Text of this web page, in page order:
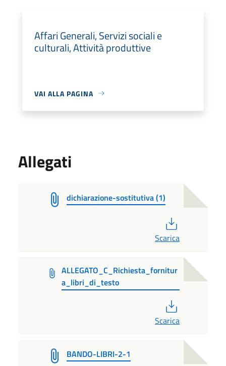
Affari Generali, Servizi sociali e
culturali, Attività produttive
VAI ALLA PAGINA
Allegati
dichiarazione-sostitutiva (1)
Scarica
ALLEGATO_C_Richiesta_fornitur
a_libri_di_testo
Scarica
BANDO-LIBRI-2-1